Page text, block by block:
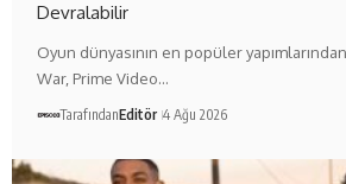
Devralabilir
Oyun dünyasının en popüler
War, Prime Video…
TarafındanEditör 4 Ağu 2026